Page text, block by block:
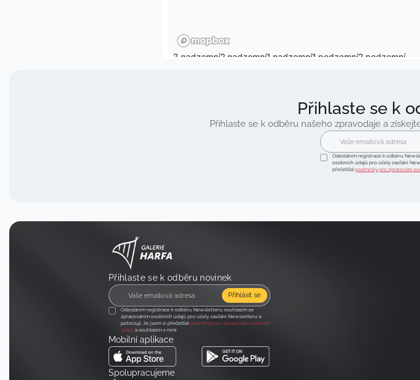
Přihlaste se k
Přihlaste se k odběru našeho zpravodaje a
Odesláním registrace k odběru
osobních údajů pro účely zasílání
přečetl(a) podmínky pro zpracování
Přihlaste se k odběru novinek
Přihlásit se
Odesláním registrace k odběru Newsletteru souhlasím se
zpracováním osobních údajů pro účely zasílání Newsletteru a
potvrzuji, že jsem si přečetl(a) podmínky pro zpracování osobních
údajů a souhlasím s nimi.
Mobilní aplikace
Spolupracujeme